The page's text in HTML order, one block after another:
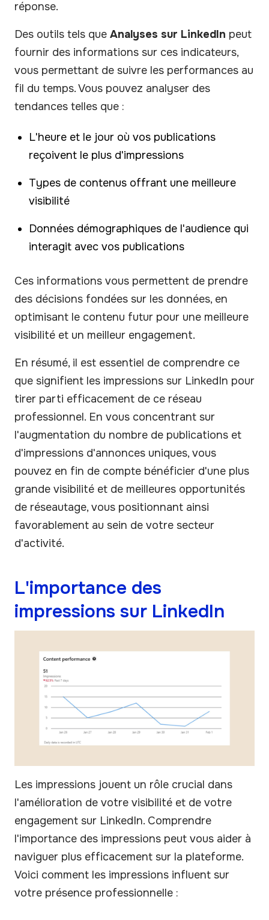
réponse.
Des outils tels que Analyses sur LinkedIn peut
fournir des informations sur ces indicateurs,
vous permettant de suivre les performances au
fil du temps. Vous pouvez analyser des
tendances telles que :
L'heure et le jour où vos publications
reçoivent le plus d'impressions
Types de contenus offrant une meilleure
visibilité
Données démographiques de l'audience qui
interagit avec vos publications
Ces informations vous permettent de prendre
des décisions fondées sur les données, en
optimisant le contenu futur pour une meilleure
visibilité et un meilleur engagement.
En résumé, il est essentiel de comprendre ce
que signifient les impressions sur LinkedIn pour
tirer parti efficacement de ce réseau
professionnel. En vous concentrant sur
l'augmentation du nombre de publications et
d'impressions d'annonces uniques, vous
pouvez en fin de compte bénéficier d'une plus
grande visibilité et de meilleures opportunités
de réseautage, vous positionnant ainsi
favorablement au sein de votre secteur
d'activité.
L'importance des
impressions sur LinkedIn
Les impressions jouent un rôle crucial dans
l'amélioration de votre visibilité et de votre
engagement sur LinkedIn. Comprendre
l'importance des impressions peut vous aider à
naviguer plus efficacement sur la plateforme.
Voici comment les impressions influent sur
votre présence professionnelle :